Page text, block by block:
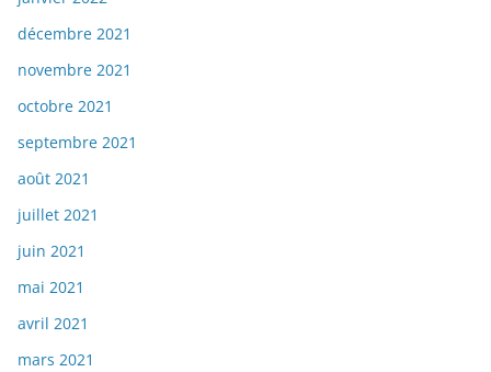
décembre 2021
novembre 2021
octobre 2021
septembre 2021
août 2021
juillet 2021
juin 2021
mai 2021
avril 2021
mars 2021